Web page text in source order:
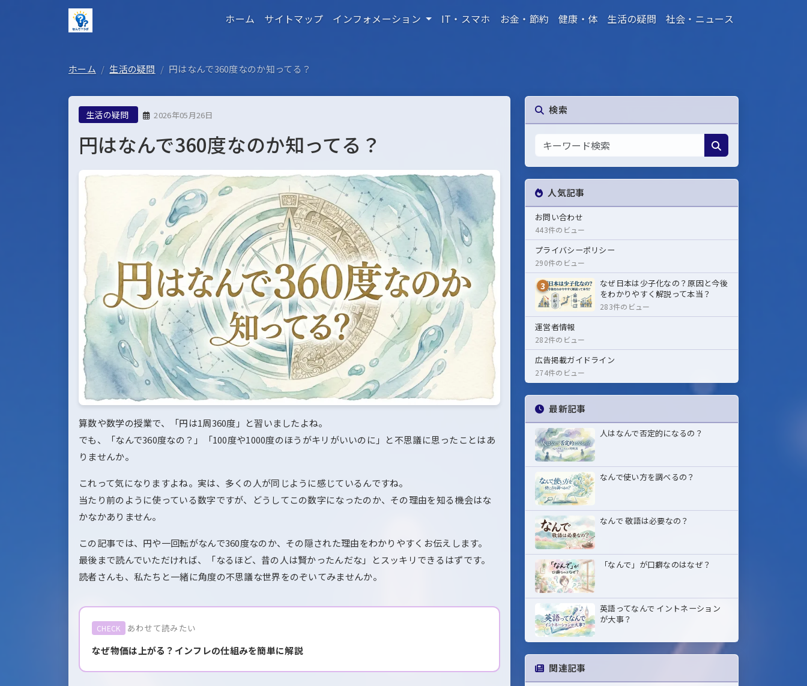
ホーム サイトマップ インフォメーション IT・スマホ お金・節約 健康・体 生活の疑問 社会・ニュース
ホーム 生活の疑問 円はなんで360度なのか知ってる？
生活の疑問 2026年05月26日
円はなんで360度なのか知ってる？
算数や数学の授業で、「円は1周360度」と習いましたよね。
でも、「なんで360度なの？」「100度や1000度のほうがキリがいいのに」と不思議に思ったことはあ
りませんか。
これって気になりますよね。実は、多くの人が同じように感じているんですね。
当たり前のように使っている数字ですが、どうしてこの数字になったのか、その理由を知る機会はな
かなかありません。
この記事では、円や一回転がなんで360度なのか、その隠された理由をわかりやすくお伝えします。
最後まで読んでいただければ、「なるほど、昔の人は賢かったんだな」とスッキリできるはずです。
読者さんも、私たちと一緒に角度の不思議な世界をのぞいてみませんか。
CHECK あわせて読みたい
なぜ物価は上がる？インフレの仕組みを簡単に解説
検索
人気記事
お問い合わせ
443件のビュー
プライバシーポリシー
290件のビュー
3
なぜ日本は少子化なの？原因と今後
をわかりやすく解説って本当？
283件のビュー
運営者情報
282件のビュー
広告掲載ガイドライン
274件のビュー
最新記事
人はなんで否定的になるの？
なんで使い方を調べるの？
なんで 敬語は必要なの？
「なんで」が口癖なのはなぜ？
英語ってなんで イントネーション
が大事？
関連記事